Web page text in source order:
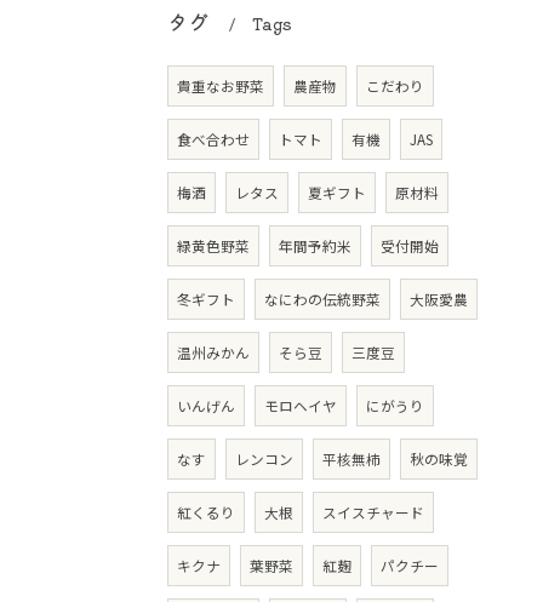
タグ Tags
貴重なお野菜 農産物 こだわり
食べ合わせ トマト 有機 JAS
梅酒 レタス 夏ギフト 原材料
緑黄色野菜 年間予約米 受付開始
冬ギフト なにわの伝統野菜 大阪愛農
温州みかん そら豆 三度豆
いんげん モロヘイヤ にがうり
なす レンコン 平核無柿 秋の味覚
紅くるり 大根 スイスチャード
キクナ 葉野菜 紅麹 パクチー